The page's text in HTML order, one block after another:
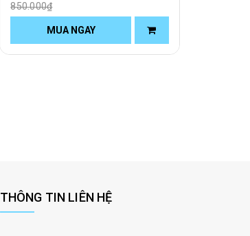
850.000₫
MUA NGAY
THÔNG TIN LIÊN HỆ